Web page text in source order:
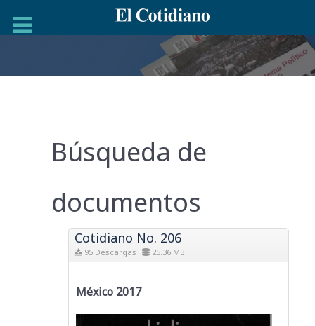
Búsqueda de
documentos
Cotidiano No. 206
95 Descargas 25.36 MB
México 2017